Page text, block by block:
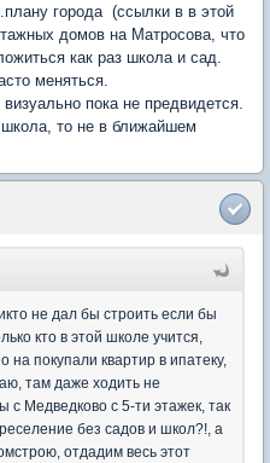
города (ссылки в в этой
домов на Матросова, что
как раз школа и сад.
меняться.
пока не предвидется.
то не в ближайшем
не дал бы строить если бы
кто в этой школе учится,
на покупали квартир в ипатеку,
там даже ходить не
Медведково с 5-ти этажек, так
без садов и школ?!, а
отдадим весь этот